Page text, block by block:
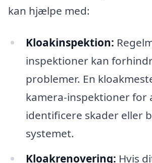
kan hjælpe med:
Kloakinspektion:
inspektioner kan
problemer. En
kamera-inspektioner for
identificere skader eller
systemet.
Kloakrenovering: Hvis